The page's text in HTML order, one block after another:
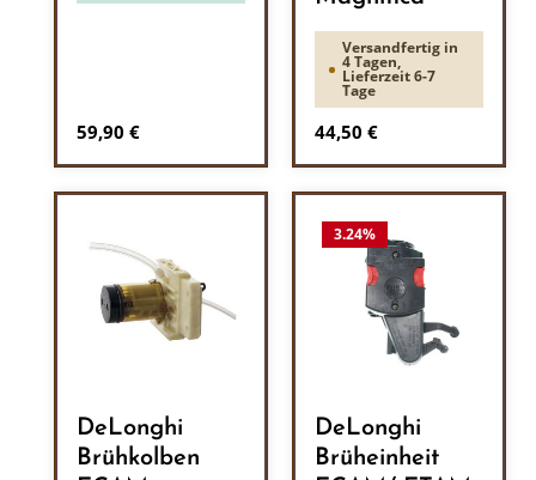
Regulärer Preis:
59,90 €
Versandfertig in
4 Tagen,
Lieferzeit 6-7
Tage
Regulärer Preis:
44,50 €
DeLonghi
Brühkolben
3.24%
DeLonghi
Brüheinheit